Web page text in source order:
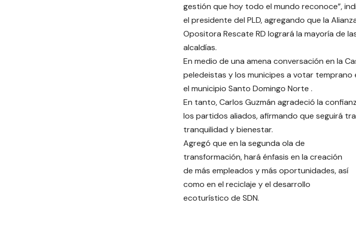
gestión que hoy todo el mundo reconoce”,
el presidente del PLD, agregando que la
Opositora Rescate RD logrará la mayoría de
alcaldías.
En medio de una amena conversación en la
peledeistas y los municipes a votar
el municipio Santo Domingo Norte .
En tanto, Carlos Guzmán agradeció la
los partidos aliados, afirmando que seguirá
tranquilidad y bienestar.
Agregó que en la segunda ola de
transformación, hará énfasis en la creación
de más empleados y más oportunidades, así
como en el reciclaje y el desarrollo
ecoturístico de SDN.